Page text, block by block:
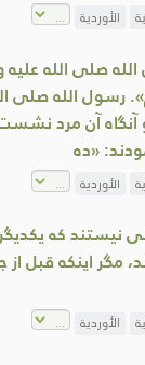
الأوردية
صلى الله
رسول الله صلى
آنگاه آن مرد
«ده
الأوردية
که یکدیگر
اینکه قبل
الأوردية